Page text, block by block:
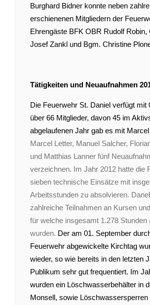
Burghard Bidner konnte neben
erschienenen Mitgliedern der
Ehrengäste BFK OBR Rudolf Robin,
Josef Zankl und Bgm. Christine
Tätigkeiten und Neuaufnahmen
Die Feuerwehr St. Daniel verfügt mit
über 66 Mitglieder, davon 45 im
abgelaufenen Jahr gab es mit
Marcel Letter, Manuel Salcher,
und Matthias Lanner fünf
verzeichnen. Im Jahr 2012 hatte die
sieben technische Einsätze mit
Arbeitsstunden zu absolvieren.
zahlreiche Teilnahmen an Kursen
für welche insgesamt 1.278 Stunden
wurden. Der am 01. September
Feuerwehr abgewickelte Kirchtag
wieder, so wie bereits in den letzten
Publikum sehr gut frequentiert. Im
wurden ein Löschwasserbehälter in
Monsell, sowie Löschwassersperren